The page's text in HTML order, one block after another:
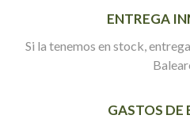
ENTREGA
Si la tenemos en stock,
GASTOS DE